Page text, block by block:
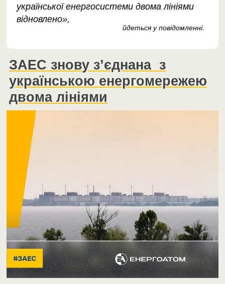
української енергосистеми двома лініями
відновлено»,
йдеться у повідомленні.
ЗАЕС знову з’єднана з
українською енергомережею
двома лініями